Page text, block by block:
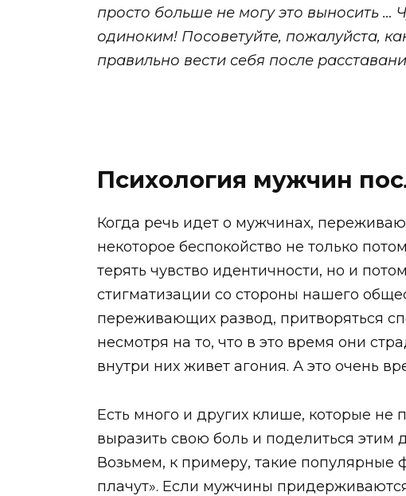
просто больше не могу это выносить …
одиноким! Посоветуйте, пожалуйста,
правильно вести себя после
Психология мужчин
Когда речь идет о мужчинах,
некоторое беспокойство не только
терять чувство идентичности, но и
стигматизации со стороны нашего
переживающих развод, притворяться
несмотря на то, что в это время они
внутри них живет агония. А это очень
Есть много и других клише, которые
выразить свою боль и поделиться
Возьмем, к примеру, такие популярные
плачут». Если мужчины